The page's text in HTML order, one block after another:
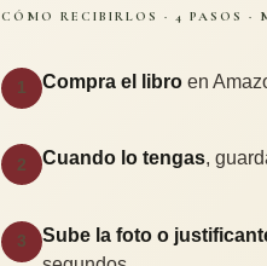
CÓMO RECIBIRLOS · 4 PASOS ·
1 Compra el libro en
2 Cuando lo tengas,
3 Sube la foto o